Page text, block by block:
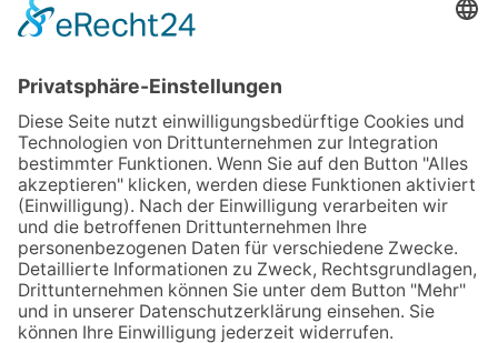
Schule der Stadt Quickborn
25451 Quickborn
+49 (0) 4106 - 65 82 91
+49 (0) 4106 - 65 82 93
dbg.quickborn[at]schule.landsh.de
Datenschutz
Impressum